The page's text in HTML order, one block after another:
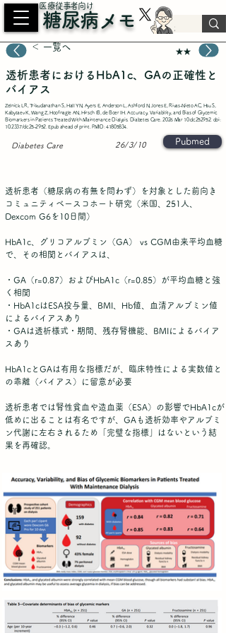
​医療従事者向け
糖尿病メモ
＜ 一覧へ ★★
透析患者におけるHbA1c、GAの正確性と
バイアス
Zelnick LR, Trikudanathan S, Hall YN, Ayers E, Anderson L, Ashford N, Jones E, Rivas-Nieto AC, Hsu S,
Kabytaev K, Wang Z, Hoofnagle AN, Hirsch IB, de Boer IH. Accuracy, Variability, and Bias of Glycemic
Biomarkers in Patients Treated With Maintenance Dialysis. Diabetes Care. 2026 Mar 10:dc252952. doi:
10.2337/dc25-2952. Epub ahead of print. PMID:41805834
26/3/10
Diabetes Care Pubmed
透析患者（糖尿病の有無を問わず）を対象とした前向き
コミュニティベースコホート研究（米国、251人、
Dexcom G6を10日間）
HbA1c、グリコアルブミン（GA） vs CGM由来平均血糖
で、その相関とバイアスは、
・GA（r=0.87）およびHbA1c（r=0.85）が平均血糖と強
く相関
・HbA1cはESA投与量、BMI、Hb値、血清アルブミン値
によるバイアスあり
・GAは透析様式・期間、残存腎機能、BMIによるバイア
スあり
HbA1cとGAは有用な指標だが、臨床特性による実数値と
の乖離（バイアス）に留意が必要
透析患者では腎性貧血や造血薬（ESA）の影響でHbA1cが
低めに出ることは有名ですが、GAも透析効率やアルブミ
ン代謝に左右されるため「完璧な指標」はないという結
果を再確認。